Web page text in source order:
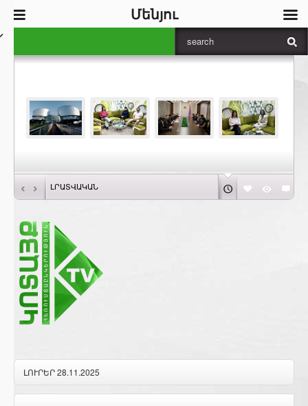
‹ › ԼՐԱՏՎԱԿԱՆ
ԼՈՒՐԵՐ 28.11.2025
Մենյու